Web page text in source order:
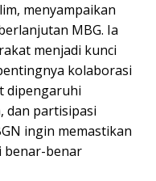
menyampaikan
MBG. Ia
menjadi kunci
kolaborasi
dipengaruhi
dan partisipasi
ingin memastikan
benar-benar